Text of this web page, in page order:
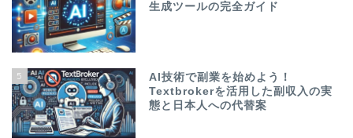
生成ツールの完全ガイド
5
AI技術で副業を始めよう！
Textbrokerを活用した副収入の実
態と日本人への代替案